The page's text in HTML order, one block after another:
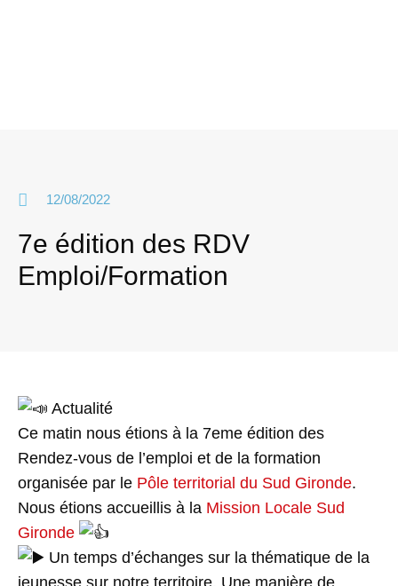
12/08/2022
7e édition des RDV
Emploi/Formation
Actualité
Ce matin nous étions à la 7eme édition des
Rendez-vous de l’emploi et de la formation
organisée par le Pôle territorial du Sud Gironde.
Nous étions accueillis à la Mission Locale Sud
Gironde
Un temps d’échanges sur la thématique de la
jeunesse sur notre territoire. Une manière de